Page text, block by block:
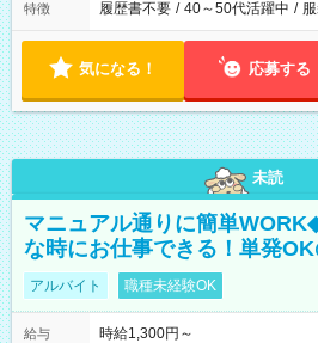
特徴 履歴書不要 / 40～50代活躍中 /
気になる！ 応募する
未読
マニュアル通りに簡単
な時にお仕事できる！単発
アルバイト 職種未経験OK
給与
時給1,300円～